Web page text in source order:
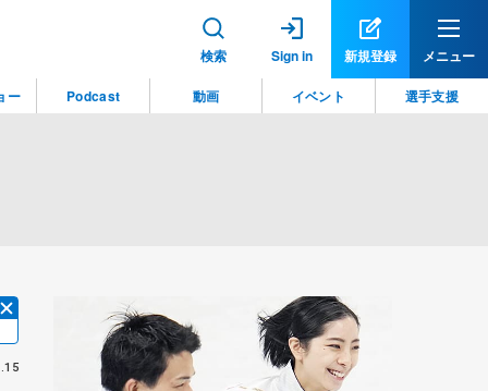
検索 Sign in 新規登録 メニュー
ー Podcast 動画 イベント 選手支援